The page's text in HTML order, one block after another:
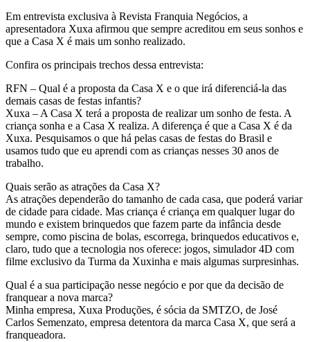
Em entrevista exclusiva à Revista Franquia Negócios, a
apresentadora Xuxa afirmou que sempre acreditou em seus sonhos e
que a Casa X é mais um sonho realizado.
Confira os principais trechos dessa entrevista:
RFN – Qual é a proposta da Casa X e o que irá diferenciá-la das
demais casas de festas infantis?
Xuxa – A Casa X terá a proposta de realizar um sonho de festa. A
criança sonha e a Casa X realiza. A diferença é que a Casa X é da
Xuxa. Pesquisamos o que há pelas casas de festas do Brasil e
usamos tudo que eu aprendi com as crianças nesses 30 anos de
trabalho.
Quais serão as atrações da Casa X?
As atrações dependerão do tamanho de cada casa, que poderá variar
de cidade para cidade. Mas criança é criança em qualquer lugar do
mundo e existem brinquedos que fazem parte da infância desde
sempre, como piscina de bolas, escorrega, brinquedos educativos e,
claro, tudo que a tecnologia nos oferece: jogos, simulador 4D com
filme exclusivo da Turma da Xuxinha e mais algumas surpresinhas.
Qual é a sua participação nesse negócio e por que da decisão de
franquear a nova marca?
Minha empresa, Xuxa Produções, é sócia da SMTZO, de José
Carlos Semenzato, empresa detentora da marca Casa X, que será a
franqueadora.